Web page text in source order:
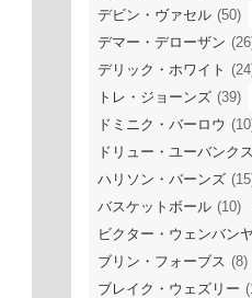
デビン・ヴァセル (50)
デマー・デローザン
デリック・ホワイト
トレ・ジョーンズ (39)
ドミニク・バーロウ
ドリュー・ユーバンクス
ハリソン・バーンズ
バスケットボール (10)
ビクター・ウェンバン
ブリン・フォーブス (8)
ブレイク・ウェズリー